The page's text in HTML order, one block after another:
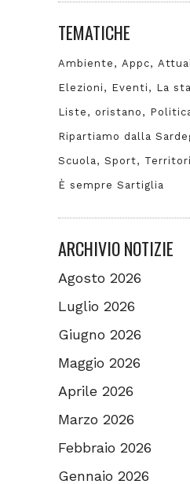
TEMATICHE
Ambiente Appc
Elezioni Eventi La
Liste oristano
Ripartiamo dalla
Scuola Sport
È sempre Sartiglia
ARCHIVIO NOTIZIE
Agosto 2026
Luglio 2026
Giugno 2026
Maggio 2026
Aprile 2026
Marzo 2026
Febbraio 2026
Gennaio 2026